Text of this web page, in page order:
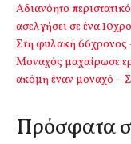
Αδιανόητο
ασελγήσει σε ένα
Στη φυλακή 66χρονος
Μοναχός μαχαίρωσε
ακόμη έναν μοναχό –
Πρόσφατα